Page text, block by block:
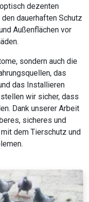
dezenten
dauerhaften Schutz
Außenflächen vor
sondern auch die
das
das Installieren
wir sicher, dass
Dank unserer Arbeit
sicheres und
dem Tierschutz und